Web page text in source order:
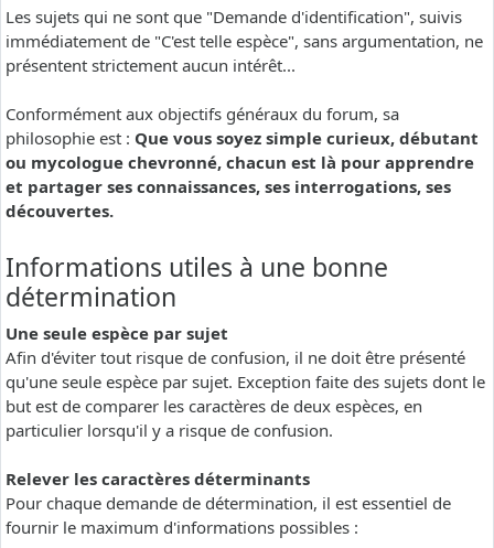
Les sujets qui ne sont que "Demande d'identification", suivis
immédiatement de "C'est telle espèce", sans argumentation, ne
présentent strictement aucun intérêt...
Conformément aux objectifs généraux du forum, sa
philosophie est : Que vous soyez simple curieux, débutant
ou mycologue chevronné, chacun est là pour apprendre
et partager ses connaissances, ses interrogations, ses
découvertes.
Informations utiles à une bonne
détermination
Une seule espèce par sujet
Afin d'éviter tout risque de confusion, il ne doit être présenté
qu'une seule espèce par sujet. Exception faite des sujets dont le
but est de comparer les caractères de deux espèces, en
particulier lorsqu'il y a risque de confusion.
Relever les caractères déterminants
Pour chaque demande de détermination, il est essentiel de
fournir le maximum d'informations possibles :